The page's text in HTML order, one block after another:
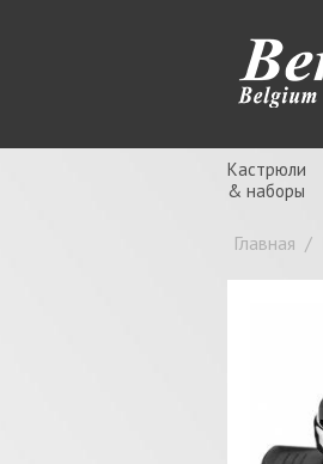
Кастрюли
& наборы
Главная /